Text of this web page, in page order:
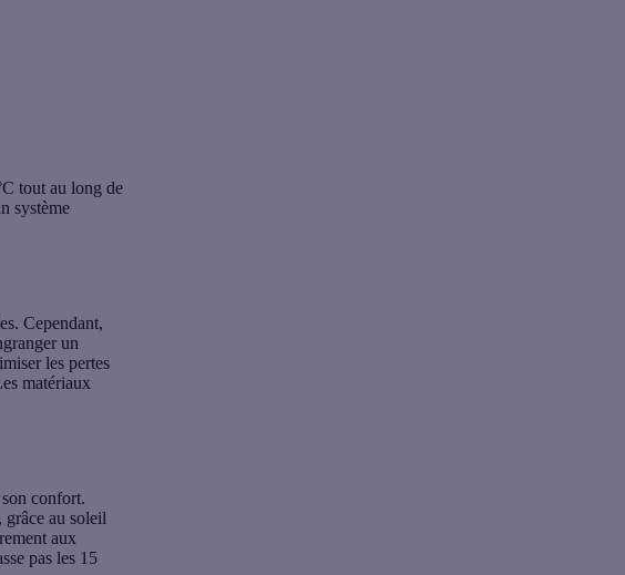
tout au long de
système
Cependant,
un
les pertes
matériaux
confort.
grâce au soleil
aux
pas les 15